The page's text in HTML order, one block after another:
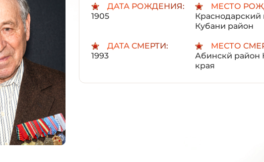
ДАТА РОЖДЕНИЯ:
1905
МЕСТО
Краснодарский
Кубани район
ДАТА СМЕРТИ:
1993
МЕСТО
Абинскй район
края